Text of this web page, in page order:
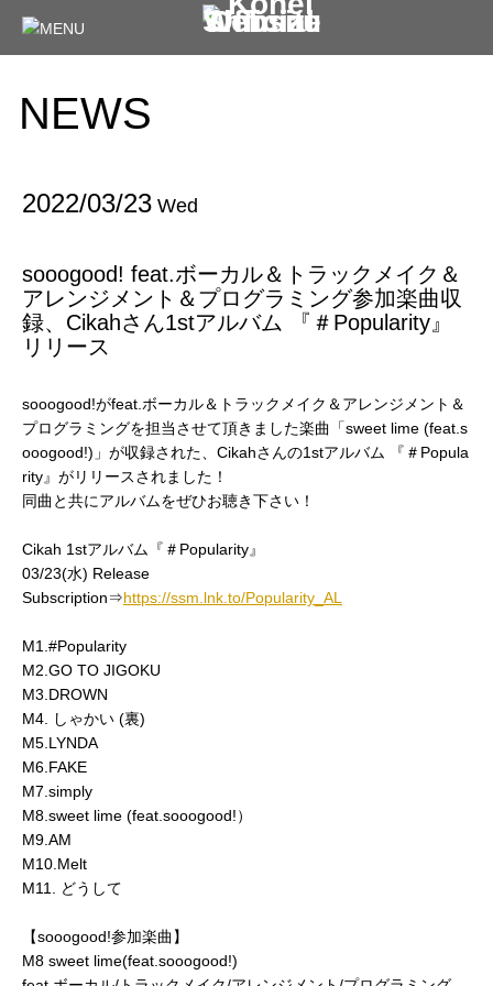
NEWS
2022/03/23 Wed
sooogood! feat.ボーカル＆トラックメイク＆
アレンジメント＆プログラミング参加楽曲収
録、Cikahさん1stアルバム 『＃Popularity』
リリース
sooogood!がfeat.ボーカル＆トラックメイク＆アレンジメント＆
プログラミングを担当させて頂きました楽曲「sweet lime (feat.s
ooogood!)」が収録された、Cikahさんの1stアルバム 『＃Popula
rity』がリリースされました！
同曲と共にアルバムをぜひお聴き下さい！
Cikah 1stアルバム『＃Popularity』
03/23(水) Release
Subscription⇒https://ssm.lnk.to/Popularity_AL
M1.#Popularity
M2.GO TO JIGOKU
M3.DROWN
M4. しゃかい (裏)
M5.LYNDA
M6.FAKE
M7.simply
M8.sweet lime (feat.sooogood!）
M9.AM
M10.Melt
M11. どうして
【sooogood!参加楽曲】
M8 sweet lime(feat.sooogood!)